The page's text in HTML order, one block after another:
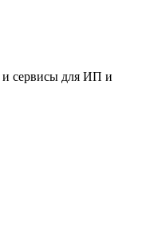
сервисы для ИП и